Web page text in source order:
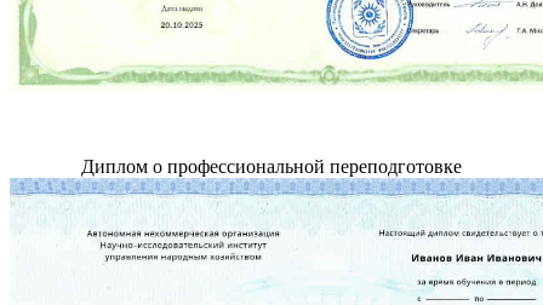
Диплом о профессиональной переподготовке